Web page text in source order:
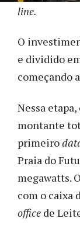
line.
O
e dividido
começando
Nessa
montante
primeiro
Praia do
megawatts.
com o caixa
office de